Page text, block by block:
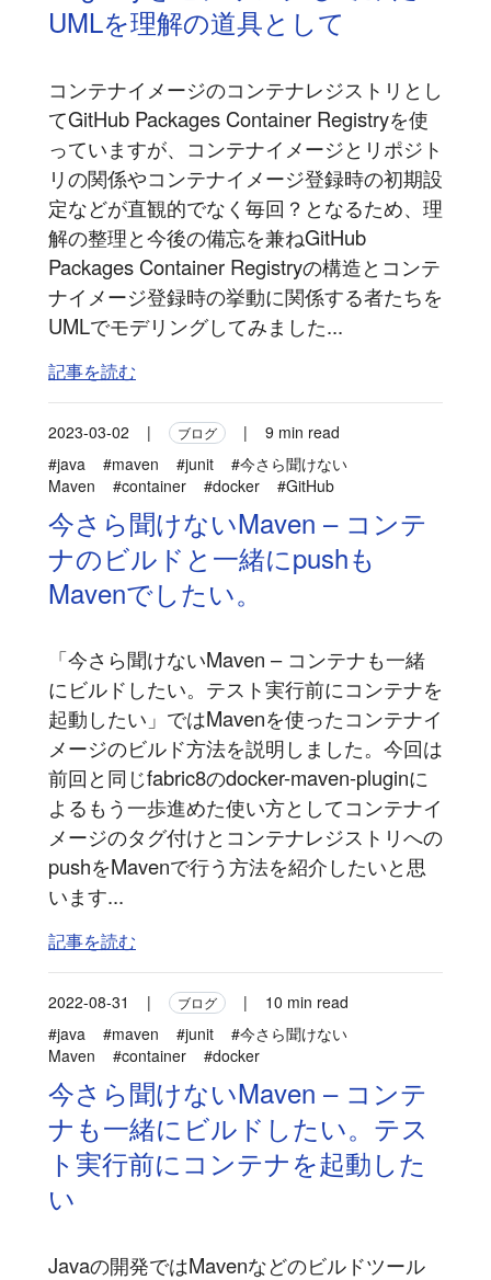
UMLを理解の道具として
コンテナイメージのコンテナレジストリとし
てGitHub Packages Container Registryを使
っていますが、コンテナイメージとリポジト
リの関係やコンテナイメージ登録時の初期設
定などが直観的でなく毎回？となるため、理
解の整理と今後の備忘を兼ねGitHub
Packages Container Registryの構造とコンテ
ナイメージ登録時の挙動に関係する者たちを
UMLでモデリングしてみました...
記事を読む
2023-03-02 | ブログ |
9 min read
#java
#maven #junit
#今さら聞けない
Maven
#container #docker #GitHub
今さら聞けないMaven – コンテ
ナのビルドと一緒にpushも
Mavenでしたい。
「今さら聞けないMaven – コンテナも一緒
にビルドしたい。テスト実行前にコンテナを
起動したい」ではMavenを使ったコンテナイ
メージのビルド方法を説明しました。今回は
前回と同じfabric8のdocker-maven-pluginに
よるもう一歩進めた使い方としてコンテナイ
メージのタグ付けとコンテナレジストリへの
pushをMavenで行う方法を紹介したいと思
います...
記事を読む
2022-08-31 | ブログ |
10 min read
#java
#maven #junit
#今さら聞けない
Maven
#container #docker
今さら聞けないMaven – コンテ
ナも一緒にビルドしたい。テス
ト実行前にコンテナを起動した
い
Javaの開発ではMavenなどのビルドツール